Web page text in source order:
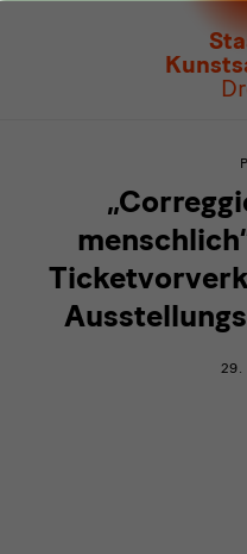
Berührend
starten
29.